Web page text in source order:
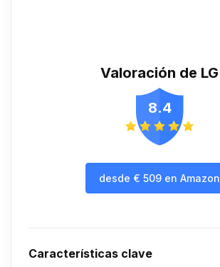
Valoración de LG
8.4
desde € 509 en Amazon
Características clave